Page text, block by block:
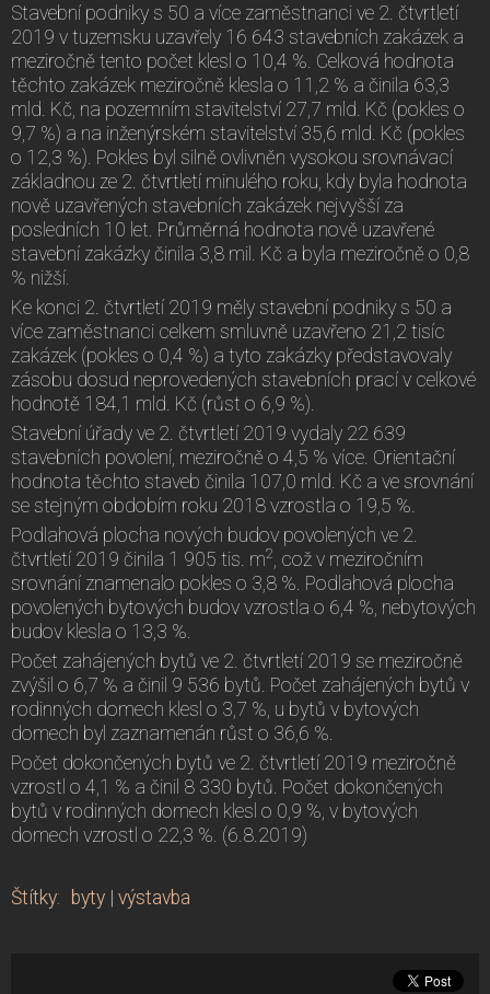
Stavební podniky s 50 a více zaměstnanci ve 2. čtvrtletí
2019 v tuzemsku uzavřely 16 643 stavebních zakázek a
meziročně tento počet klesl o 10,4 %. Celková hodnota
těchto zakázek meziročně klesla o 11,2 % a činila 63,3
mld. Kč, na pozemním stavitelství 27,7 mld. Kč (pokles o
9,7 %) a na inženýrském stavitelství 35,6 mld. Kč (pokles
o 12,3 %). Pokles byl silně ovlivněn vysokou srovnávací
základnou ze 2. čtvrtletí minulého roku, kdy byla hodnota
nově uzavřených stavebních zakázek nejvyšší za
posledních 10 let. Průměrná hodnota nově uzavřené
stavební zakázky činila 3,8 mil. Kč a byla meziročně o 0,8
% nižší.
Ke konci 2. čtvrtletí 2019 měly stavební podniky s 50 a
více zaměstnanci celkem smluvně uzavřeno 21,2 tisíc
zakázek (pokles o 0,4 %) a tyto zakázky představovaly
zásobu dosud neprovedených stavebních prací v celkové
hodnotě 184,1 mld. Kč (růst o 6,9 %).
Stavební úřady ve 2. čtvrtletí 2019 vydaly 22 639
stavebních povolení, meziročně o 4,5 % více. Orientační
hodnota těchto staveb činila 107,0 mld. Kč a ve srovnání
se stejným obdobím roku 2018 vzrostla o 19,5 %.
Podlahová plocha nových budov povolených ve 2.
čtvrtletí 2019 činila 1 905 tis. m2 , což v meziročním
srovnání znamenalo pokles o 3,8 %. Podlahová plocha
povolených bytových budov vzrostla o 6,4 %, nebytových
budov klesla o 13,3 %.
Počet zahájených bytů ve 2. čtvrtletí 2019 se meziročně
zvýšil o 6,7 % a činil 9 536 bytů. Počet zahájených bytů v
rodinných domech klesl o 3,7 %, u bytů v bytových
domech byl zaznamenán růst o 36,6 %.
Počet dokončených bytů ve 2. čtvrtletí 2019 meziročně
vzrostl o 4,1 % a činil 8 330 bytů. Počet dokončených
bytů v rodinných domech klesl o 0,9 %, v bytových
domech vzrostl o 22,3 %. (6.8.2019)
Štítky: byty | výstavba